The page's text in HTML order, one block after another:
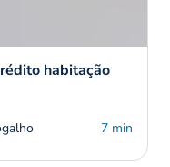
habitação
7 min